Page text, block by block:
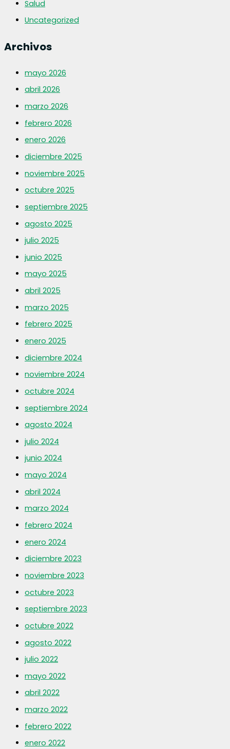
Salud
Uncategorized
Archivos
mayo 2026
abril 2026
marzo 2026
febrero 2026
enero 2026
diciembre 2025
noviembre 2025
octubre 2025
septiembre 2025
agosto 2025
julio 2025
junio 2025
mayo 2025
abril 2025
marzo 2025
febrero 2025
enero 2025
diciembre 2024
noviembre 2024
octubre 2024
septiembre 2024
agosto 2024
julio 2024
junio 2024
mayo 2024
abril 2024
marzo 2024
febrero 2024
enero 2024
diciembre 2023
noviembre 2023
octubre 2023
septiembre 2023
octubre 2022
agosto 2022
julio 2022
mayo 2022
abril 2022
marzo 2022
febrero 2022
enero 2022